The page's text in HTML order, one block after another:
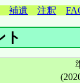
補遺 注釈
ト